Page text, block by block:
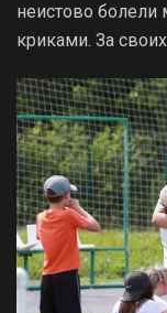
неистово
криками. За